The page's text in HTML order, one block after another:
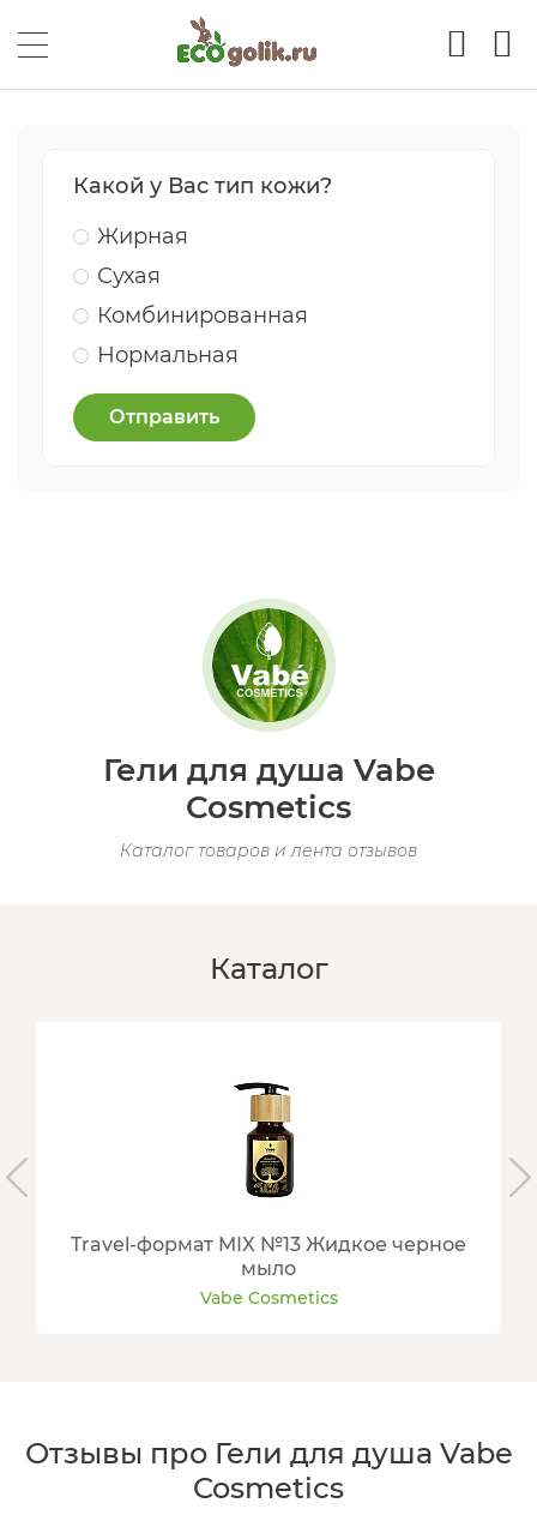
Какой у Вас тип кожи?
Жирная
Сухая
Комбинированная
Нормальная
Отправить
Гели для душа Vabe
Cosmetics
Каталог товаров и лента отзывов
Каталог
Travel-формат MIX №13 Жидкое черное
мыло
Vabe Cosmetics
Отзывы про Гели для душа Vabe
Cosmetics